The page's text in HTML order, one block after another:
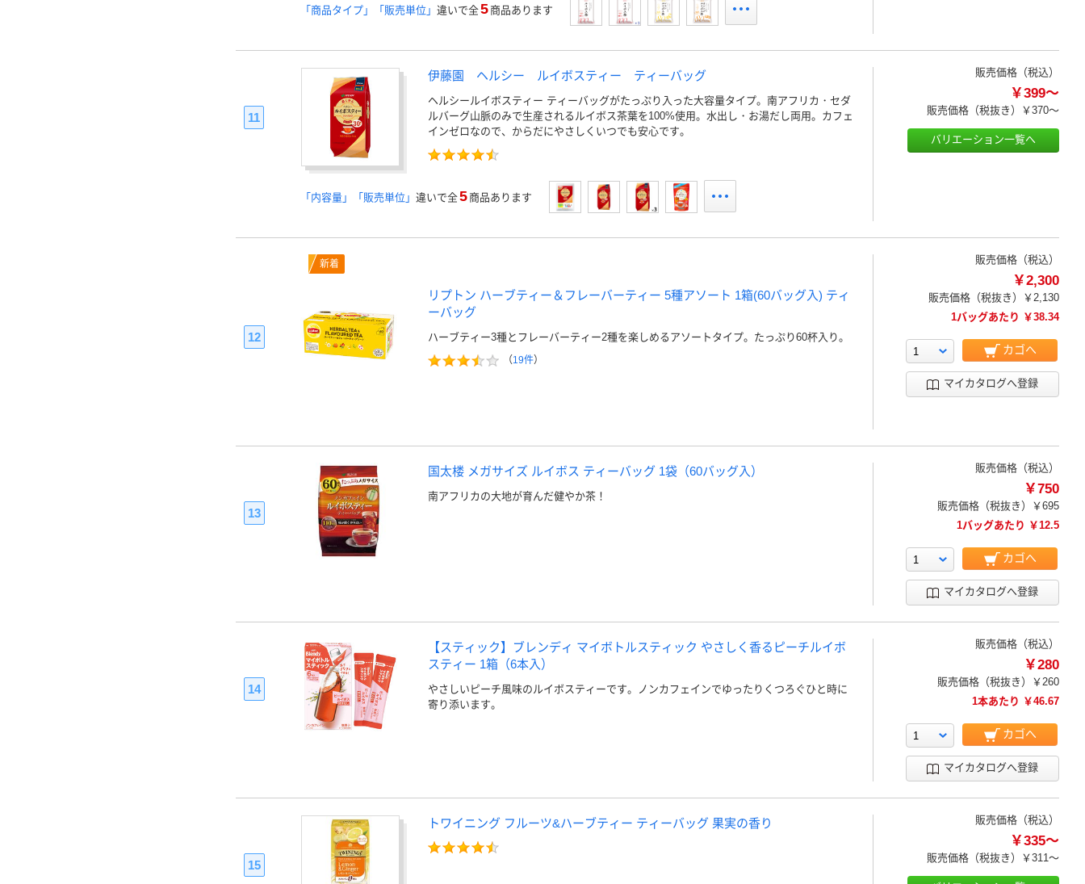
「商品タイプ」「販売単位」 違いで全5 商品あります
11
伊藤園 ヘルシー ルイボスティー ティーバッグ
ヘルシールイボスティー ティーバッグがたっぷり入った大容量タイプ。南アフリカ・セダ
ルバーグ山脈のみで生産されるルイボス茶葉を100%使用。水出し・お湯だし両用。カフェ
インゼロなので、からだにやさしくいつでも安心です。
「内容量」「販売単位」 違いで全5 商品あります
販売価格（税込）
￥399～
販売価格（税抜き） ￥370～
バリエーション一覧へ
新着
12
リプトン ハーブティー＆フレーバーティー 5種アソート 1箱(60バッグ入) ティ
ーバッグ
ハーブティー3種とフレーバーティー2種を楽しめるアソートタイプ。たっぷり60杯入り。
（19件）
販売価格（税込）
￥2,300
販売価格（税抜き）
￥2,130
1バッグあたり ￥38.34
カゴへ
マイカタログへ登録
13
国太楼 メガサイズ ルイボス ティーバッグ 1袋（60バッグ入）
南アフリカの大地が育んだ健やか茶！
販売価格（税込）
￥750
販売価格（税抜き）
￥695
1バッグあたり ￥12.5
カゴへ
マイカタログへ登録
14
【スティック】ブレンディ マイボトルスティック やさしく香るピーチルイボ
スティー 1箱（6本入）
やさしいピーチ風味のルイボスティーです。ノンカフェインでゆったりくつろぐひと時に
寄り添います。
販売価格（税込）
￥280
販売価格（税抜き）
￥260
1本あたり ￥46.67
カゴへ
マイカタログへ登録
15
トワイニング フルーツ&ハーブティー ティーバッグ 果実の香り 販売価格（税込）
￥335～
販売価格（税抜き） ￥311～